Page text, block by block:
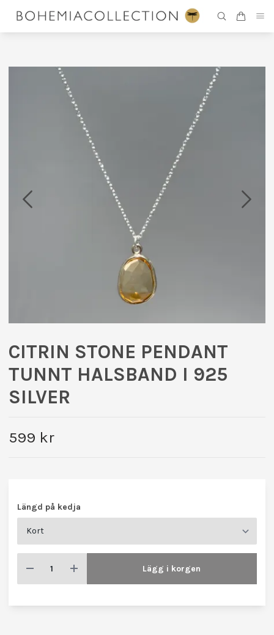
CITRIN STONE PENDANT
TUNNT HALSBAND I 925
SILVER
599 kr
Längd på kedja
Lägg i korgen